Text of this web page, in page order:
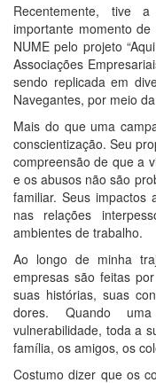
Recentemente, tive
importante momento
NUME pelo projeto
Associações
sendo replicada em
Navegantes, por meio
Mais do que uma
conscientização. Seu
compreensão de que a
e os abusos não são
familiar. Seus impactos
nas relações
ambientes de trabalho.
Ao longo de minha
empresas são feitas
suas histórias, suas
dores. Quando
vulnerabilidade, toda a
família, os amigos, os
Costumo dizer que os